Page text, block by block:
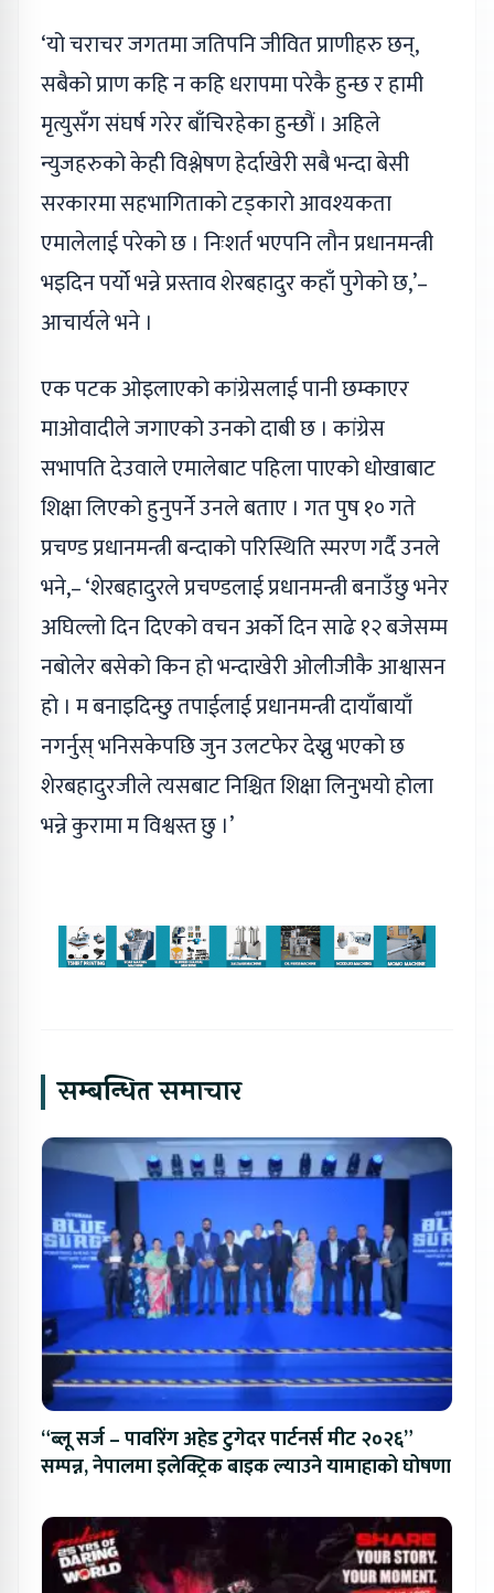
‘यो चराचर जगतमा जतिपनि जीवित प्राणीहरु छन्,
सबैको प्राण कहि न कहि धरापमा परेकै हुन्छ र हामी
मृत्युसँग संघर्ष गरेर बाँचिरहेका हुन्छौं । अहिले
न्युजहरुको केही विश्लेषण हेर्दाखेरी सबै भन्दा बेसी
सरकारमा सहभागिताको टड्कारो आवश्यकता
एमालेलाई परेको छ । निःशर्त भएपनि लौन प्रधानमन्त्री
भइदिन पर्यो भन्ने प्रस्ताव शेरबहादुर कहाँ पुगेको छ,’–
आचार्यले भने ।
एक पटक ओइलाएको कांग्रेसलाई पानी छम्काएर
माओवादीले जगाएको उनको दाबी छ । कांग्रेस
सभापति देउवाले एमालेबाट पहिला पाएको धोखाबाट
शिक्षा लिएको हुनुपर्ने उनले बताए । गत पुष १० गते
प्रचण्ड प्रधानमन्त्री बन्दाको परिस्थिति स्मरण गर्दै उनले
भने,– ‘शेरबहादुरले प्रचण्डलाई प्रधानमन्त्री बनाउँछु भनेर
अघिल्लो दिन दिएको वचन अर्को दिन साढे १२ बजेसम्म
नबोलेर बसेको किन हो भन्दाखेरी ओलीजीकै आश्वासन
हो । म बनाइदिन्छु तपाईलाई प्रधानमन्त्री दायाँबायाँ
नगर्नुस् भनिसकेपछि जुन उलटफेर देख्नु भएको छ
शेरबहादुरजीले त्यसबाट निश्चित शिक्षा लिनुभयो होला
भन्ने कुरामा म विश्वस्त छु ।’
सम्बन्धित समाचार
“ब्लू सर्ज – पावरिंग अहेड टुगेदर पार्टनर्स मीट २०२६”
सम्पन्न, नेपालमा इलेक्ट्रिक बाइक ल्याउने यामाहाको घोषणा